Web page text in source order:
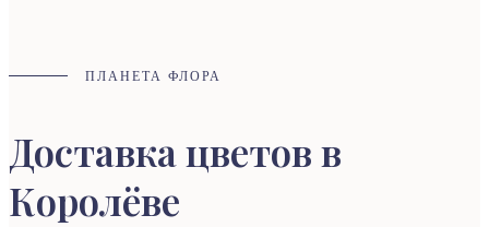
ПЛАНЕТА ФЛОРА
Доставка цветов в
Королёве